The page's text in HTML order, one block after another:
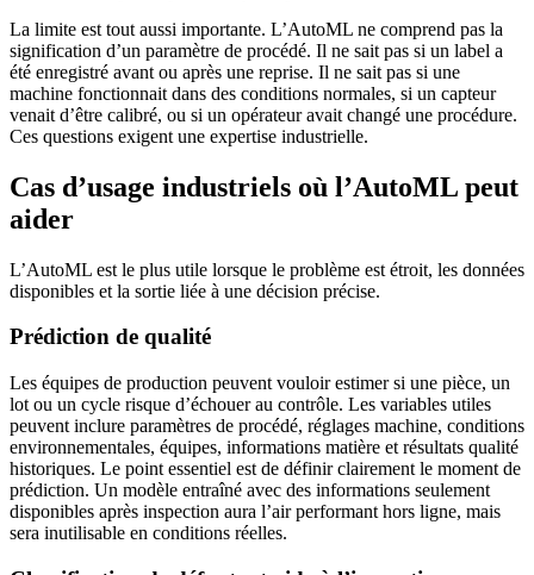
La limite est tout aussi importante. L’AutoML ne comprend pas la
signification d’un paramètre de procédé. Il ne sait pas si un label a
été enregistré avant ou après une reprise. Il ne sait pas si une
machine fonctionnait dans des conditions normales, si un capteur
venait d’être calibré, ou si un opérateur avait changé une procédure.
Ces questions exigent une expertise industrielle.
Cas d’usage industriels où l’AutoML peut
aider
L’AutoML est le plus utile lorsque le problème est étroit, les données
disponibles et la sortie liée à une décision précise.
Prédiction de qualité
Les équipes de production peuvent vouloir estimer si une pièce, un
lot ou un cycle risque d’échouer au contrôle. Les variables utiles
peuvent inclure paramètres de procédé, réglages machine, conditions
environnementales, équipes, informations matière et résultats qualité
historiques. Le point essentiel est de définir clairement le moment de
prédiction. Un modèle entraîné avec des informations seulement
disponibles après inspection aura l’air performant hors ligne, mais
sera inutilisable en conditions réelles.